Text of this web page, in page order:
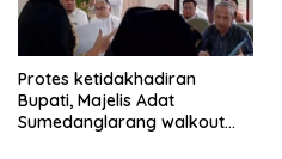
Protes ketidakhadiran
Bupati, Majelis Adat
Sumedanglarang walkout